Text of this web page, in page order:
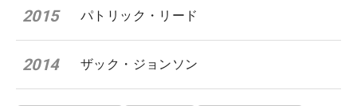
2015 パトリック・リード
2014 ザック・ジョンソン